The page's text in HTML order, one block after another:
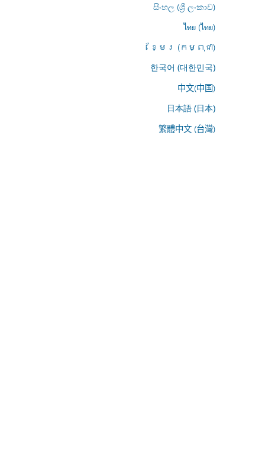
සිංහල (ශ්‍රී ලංකාව)
ไทย (ไทย)
ខ្មែរ (កម្ពុជា)
한국어 (대한민국)
中文(中国)
日本語 (日本)
繁體中文 (台灣)